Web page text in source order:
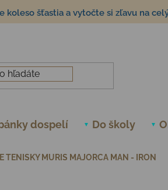
koleso šťastia a vytočte si zľavu na
dospelí Do školy
TENISKY MURIS MAJORCA MAN - IRON